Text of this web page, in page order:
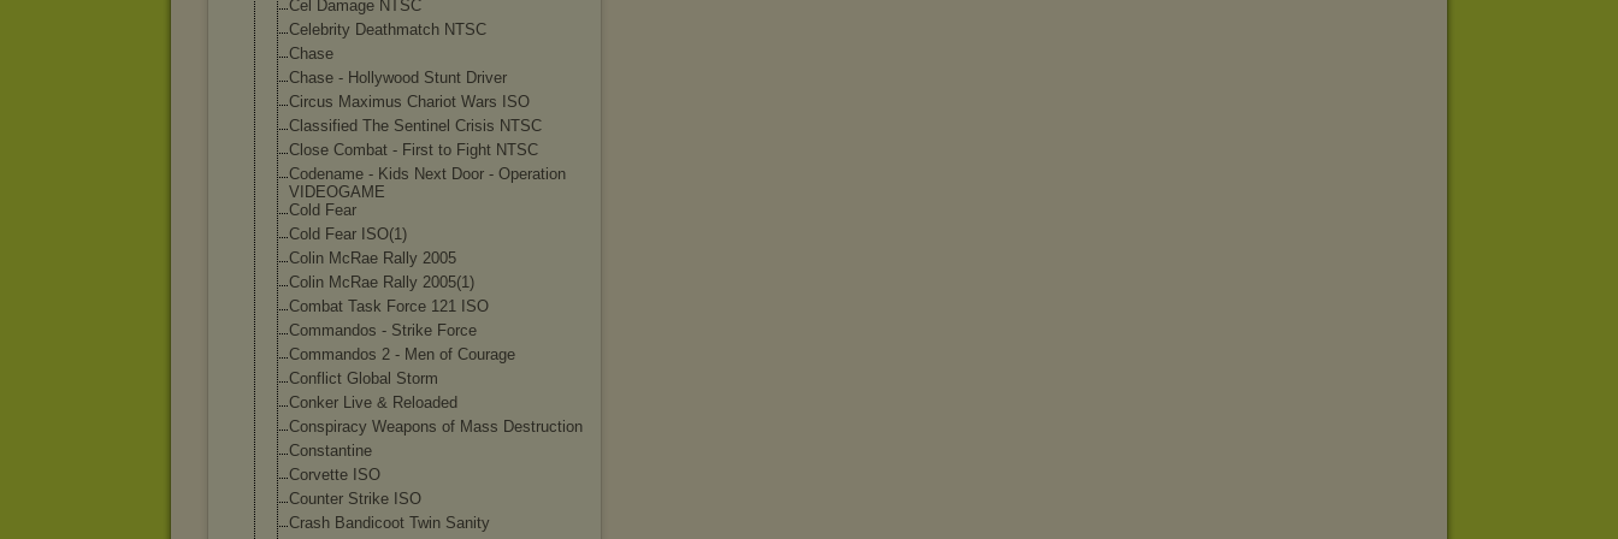
Cel Damage NTSC
Celebrity Deathmatch NTSC
Chase
Chase - Hollywood Stunt Driver
Circus Maximus Chariot Wars ISO
Classified The Sentinel Crisis NTSC
Close Combat - First to Fight NTSC
Codename - Kids Next Door - Operation
VIDEOGAME
Cold Fear
Cold Fear ISO(1)
Colin McRae Rally 2005
Colin McRae Rally 2005(1)
Combat Task Force 121 ISO
Commandos - Strike Force
Commandos 2 - Men of Courage
Conflict Global Storm
Conker Live & Reloaded
Conspiracy Weapons of Mass Destruction
Constantine
Corvette ISO
Counter Strike ISO
Crash Bandicoot Twin Sanity